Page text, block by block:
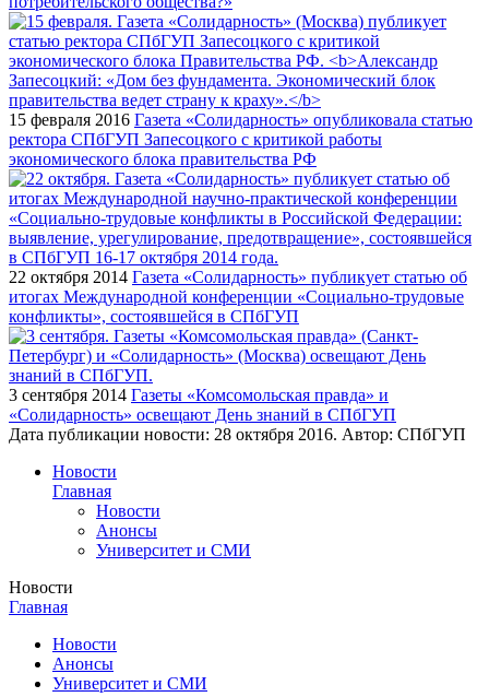
15 февраля 2016 Газета «Солидарность» опубликовала статью
ректора СПбГУП Запесоцкого с критикой работы
экономического блока правительства РФ
22 октября 2014 Газета «Солидарность» публикует статью об
итогах Международной конференции «Социально-трудовые
конфликты», состоявшейся в СПбГУП
3 сентября 2014 Газеты «Комсомольская правда» и
«Солидарность» освещают День знаний в СПбГУП
Дата публикации новости: 28 октября 2016. Автор: СПбГУП
Новости
Главная
Новости
Анонсы
Университет и СМИ
Новости
Главная
Новости
Анонсы
Университет и СМИ